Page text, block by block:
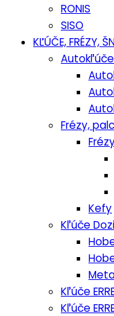
RONIS
SISO
KĽÚČE, FRÉZY,
Autokľúče
Frézy,
Kefy
Kľúče
Kľúče
Kľúče